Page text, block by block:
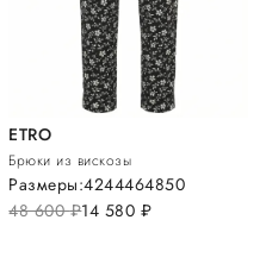
ETRO
Брюки из вискозы
48 600руб.14 580 руб.
Размеры:4244464850